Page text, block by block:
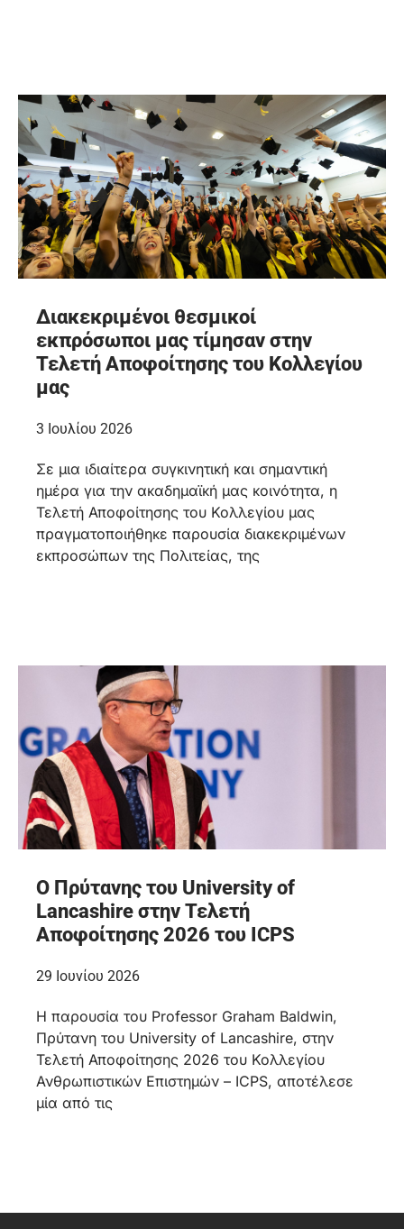
Διακεκριμένοι θεσμικοί
εκπρόσωποι μας τίμησαν στην
Τελετή Αποφοίτησης του Κολλεγίου
μας
3 Ιουλίου 2026
Σε μια ιδιαίτερα συγκινητική και σημαντική
ημέρα για την ακαδημαϊκή μας κοινότητα, η
Τελετή Αποφοίτησης του Κολλεγίου μας
πραγματοποιήθηκε παρουσία διακεκριμένων
εκπροσώπων της Πολιτείας, της
Ο Πρύτανης του University of
Lancashire στην Τελετή
Αποφοίτησης 2026 του ICPS
29 Ιουνίου 2026
Η παρουσία του Professor Graham Baldwin,
Πρύτανη του University of Lancashire, στην
Τελετή Αποφοίτησης 2026 του Κολλεγίου
Ανθρωπιστικών Επιστημών – ICPS, αποτέλεσε
μία από τις